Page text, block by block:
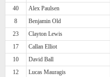
40
Alex Paulsen
8
Benjamin Old
23
Clayton Lewis
17
Callan Elliot
10
David Ball
12
Lucas Mauragis